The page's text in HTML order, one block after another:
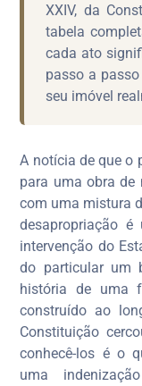
XXIV, da
tabela
cada ato
passo a
seu imóvel
A notícia de que o
para uma obra de
com uma mistura
desapropriação
intervenção do
do particular um
história de uma
construído ao
Constituição
conhecê-los é o
uma